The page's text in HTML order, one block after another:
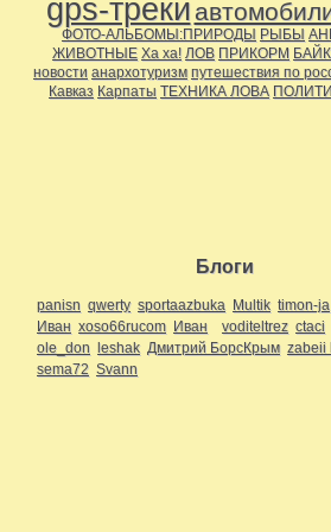
gps-треки
ФОТО-АЛЬБОМЫ:ПРИРОДЫ РЫБЫ
ЖИВОТНЫЕ Ха ха! ЛОВ ПРИКОРМ
новости анархотуризм путешествия по
Кавказ Карпаты ТЕХНИКА ЛОВА
Блоги
panisn qwerty sportaazbuka Multik timon-ja
Иван xoso66rucom Иван voditeltrez ctaci
ole_don leshak Дмитрий БорсКрым zabeii
sema72 Svann